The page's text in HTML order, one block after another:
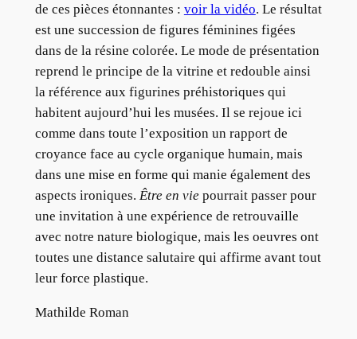
de ces pièces étonnantes : voir la vidéo. Le résultat
est une succession de figures féminines figées
dans de la résine colorée. Le mode de présentation
reprend le principe de la vitrine et redouble ainsi
la référence aux figurines préhistoriques qui
habitent aujourd’hui les musées. Il se rejoue ici
comme dans toute l’exposition un rapport de
croyance face au cycle organique humain, mais
dans une mise en forme qui manie également des
aspects ironiques. Être en viepourrait passer pour
une invitation à une expérience de retrouvaille
avec notre nature biologique, mais les oeuvres ont
toutes une distance salutaire qui affirme avant tout
leur force plastique.
Mathilde Roman